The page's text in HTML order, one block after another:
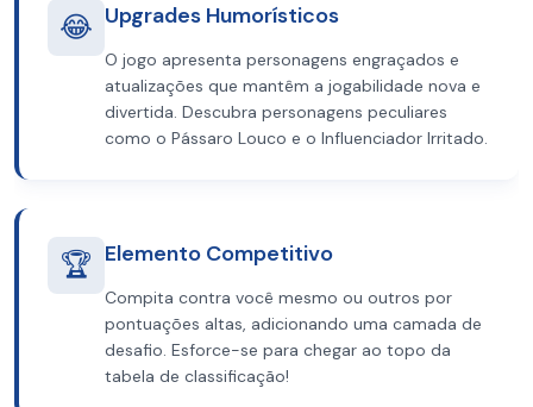
😂 Upgrades Humorísticos
O jogo apresenta personagens engraçados e
atualizações que mantêm a jogabilidade nova e
divertida. Descubra personagens peculiares
como o Pássaro Louco e o Influenciador Irritado.
🏆 Elemento Competitivo
Compita contra você mesmo ou outros por
pontuações altas, adicionando uma camada de
desafio. Esforce-se para chegar ao topo da
tabela de classificação!